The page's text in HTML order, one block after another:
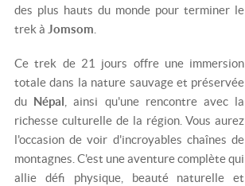
des plus hauts du monde pour terminer le
trek à Jomsom
Ce trek de 21 jours offre une immersion
totale dans la nature sauvage et préservée
du Népal , ainsi qu'une rencontre avec la
richesse culturelle de la région. Vous aurez
l'occasion de voir d'incroyables chaînes de
montagnes. C'est une aventure complète qui
allie défi physique, beauté naturelle et